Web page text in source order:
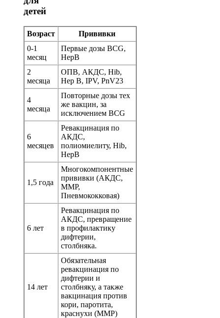
детей
Возраст
Прививки
0-1
месяц
Первые дозы BCG,
HepB
2
месяца
ОПВ, АКДС, Hib,
Hep B, IPV, PnV23
4
месяца
Повторные дозы тех
же вакцин, за
исключением BCG
6
месяцев
Ревакцинация по
АКДС,
полиомиелиту, Hib,
HepB
1,5 года
Многокомпонентные
прививки (АКДС,
ММР,
Пневмококковая)
6 лет
Ревакцинация по
АКДС, превращение
в профилактику
дифтерии,
столбняка.
14 лет
Обязательная
ревакцинация по
дифтерии и
столбняку, а также
вакцинация против
кори, паротита,
краснухи (ММР)